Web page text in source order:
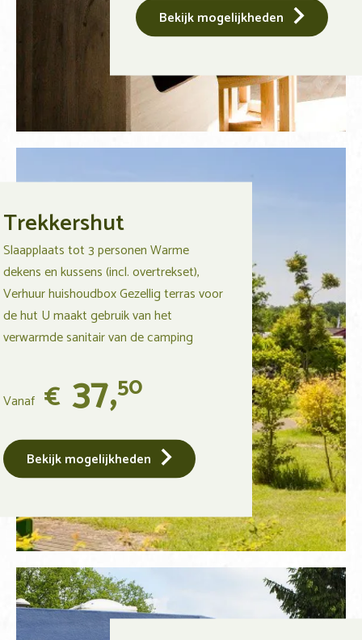
Bekijk mogelijkheden
Trekkershut
Slaapplaats tot 3 personen Warme
dekens en kussens (incl. overtrekset),
Verhuur huishoudbox Gezellig terras voor
de hut U maakt gebruik van het
verwarmde sanitair van de camping
Vanaf € 37,50
Bekijk mogelijkheden